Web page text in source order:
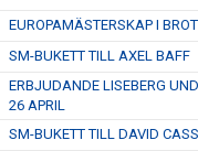
EUROPAMÄSTERSKAP I
SM-BUKETT TILL AXEL BAFF
ERBJUDANDE LISEBERG
26 APRIL
SM-BUKETT TILL DAVID